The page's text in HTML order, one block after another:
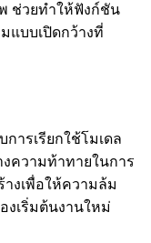
ช่วยทำให้ฟังก์ชัน
แบบเปิดกว้างที่
การเรียกใช้โมเดล
ความท้าทายในการ
างเพื่อให้ความล้ม
งเริ่มต้นงานใหม่